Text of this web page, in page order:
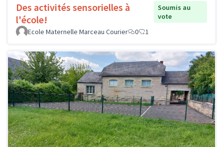
Des activités sensorielles à
l'école!
Soumis au
vote
Ecole Maternelle Marceau Courier
0 1